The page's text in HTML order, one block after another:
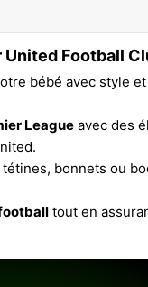
Football
bébé avec style
League avec des
bonnets ou
tout en